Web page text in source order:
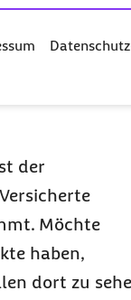
aktuellen
der
Möchte
haben,
dort zu